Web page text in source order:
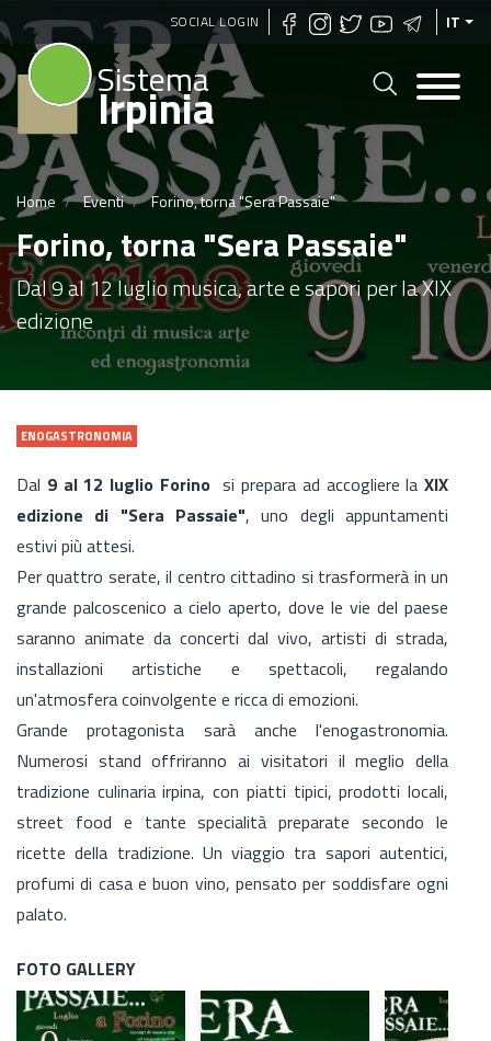
Salta
contenuto
principale
SOCIAL LOGIN IT
Sistema
Irpinia
Home Eventi Forino, torna "Sera Passaie"
Forino, torna "Sera Passaie"
Dal 9 al 12 luglio musica, arte e sapori per la XIX
edizione
ENOGASTRONOMIA
Dal 9 al 12 luglio Forinosi prepara ad accogliere la XIX
edizione di "Sera Passaie", uno degli appuntamenti
estivi più attesi.
Per quattro serate, il centro cittadino si trasformerà in un
grande palcoscenico a cielo aperto, dove le vie del paese
saranno animate da concerti dal vivo, artisti di strada,
installazioni artistiche e spettacoli, regalando
un'atmosfera coinvolgente e ricca di emozioni.
Grande protagonista sarà anche l'enogastronomia.
Numerosi stand offriranno ai visitatori il meglio della
tradizione culinaria irpina, con piatti tipici, prodotti locali,
street food e tante specialità preparate secondo le
ricette della tradizione. Un viaggio tra sapori autentici,
profumi di casa e buon vino, pensato per soddisfare ogni
palato.
FOTO GALLERY